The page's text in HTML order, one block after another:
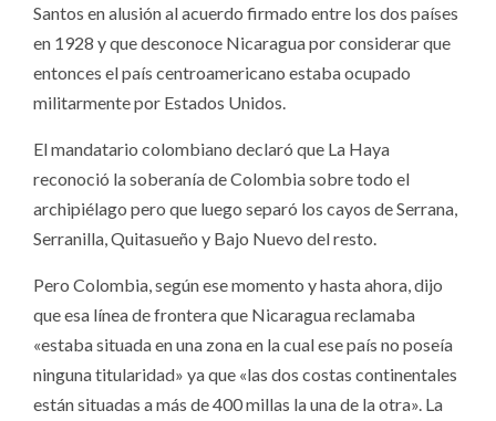
Santos en alusión al acuerdo firmado entre los dos países
en 1928 y que desconoce Nicaragua por considerar que
entonces el país centroamericano estaba ocupado
militarmente por Estados Unidos.
El mandatario colombiano declaró que La Haya
reconoció la soberanía de Colombia sobre todo el
archipiélago pero que luego separó los cayos de Serrana,
Serranilla, Quitasueño y Bajo Nuevo del resto.
Pero Colombia, según ese momento y hasta ahora, dijo
que esa línea de frontera que Nicaragua reclamaba
«estaba situada en una zona en la cual ese país no poseía
ninguna titularidad» ya que «las dos costas continentales
están situadas a más de 400 millas la una de la otra». La